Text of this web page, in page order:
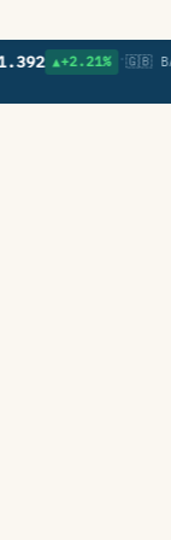
▲+2.21% •🇬🇧 BAKIR